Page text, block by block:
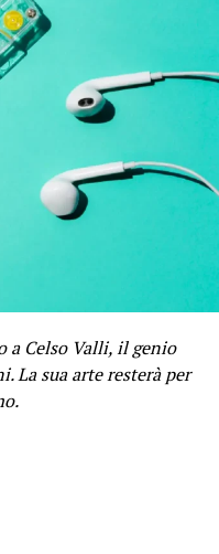
a Celso Valli, il genio
La sua arte resterà per